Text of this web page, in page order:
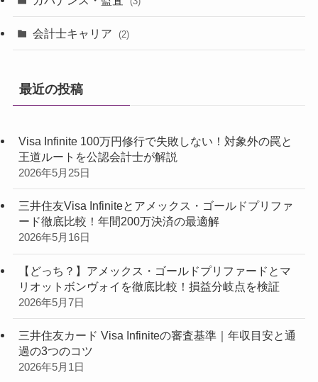
会計士キャリア (2)
最近の投稿
Visa Infinite 100万円修行で失敗しない！対象外の罠と
王道ルートを公認会計士が解説
2026年5月25日
三井住友Visa Infiniteとアメックス・ゴールドプリファ
ード徹底比較！年間200万決済の最適解
2026年5月16日
【どっち？】アメックス・ゴールドプリファードとマ
リオットボンヴォイを徹底比較！損益分岐点を検証
2026年5月7日
三井住友カード Visa Infiniteの審査基準｜年収目安と通
過の3つのコツ
2026年5月1日